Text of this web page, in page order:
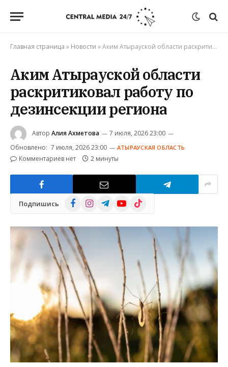
Главная страница » Новости »Аким Атырауской области раскритиковал работу по дезинсекции региона
Аким Атырауской области
раскритиковал работу по
дезинсекции региона
Автор Алия Ахметова
7 июля, 2026 23:00
Обновлено: 7 июля, 2026 23:00 АТЫРАУСКАЯ ОБЛАСТЬ
Комментариев нет 2 минуты
Подпишись FacebookInstagramTelegramYouTube
TikTok